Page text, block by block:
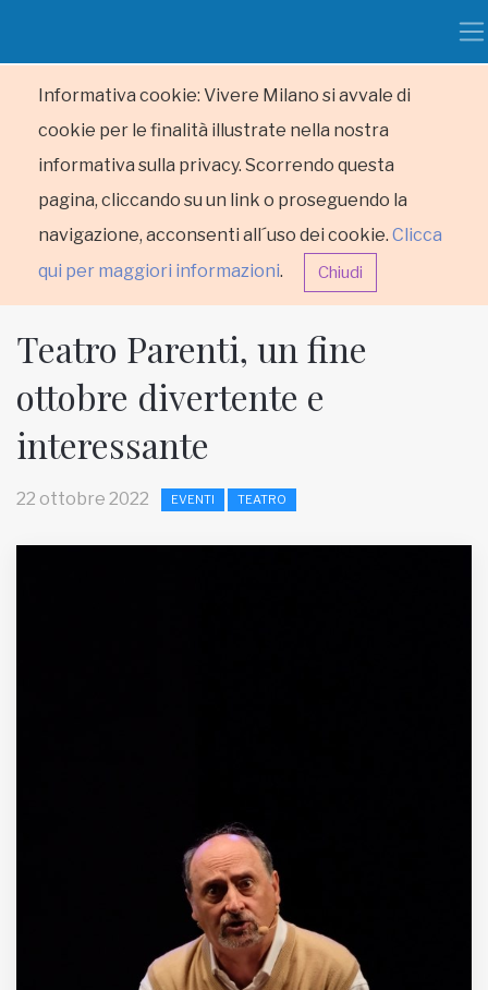
Informativa cookie: Vivere Milano si avvale di
cookie per le finalità illustrate nella nostra
informativa sulla privacy. Scorrendo questa
pagina, cliccando su un link o proseguendo la
navigazione, acconsenti all´uso dei cookie. Clicca
qui per maggiori informazioni. Chiudi
HOME
Imbonati, 89 20159 Milano (Italia)
Informativa sulla privacy
Teatro Parenti, un fine
ottobre divertente e
interessante
22 ottobre 2022 EVENTI TEATRO